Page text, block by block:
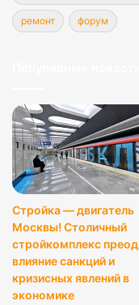
ремонт форум
Стройка — двигатель
Москвы! Столичный
стройкомплекс
влияние санкций и
кризисных явлений в
экономике